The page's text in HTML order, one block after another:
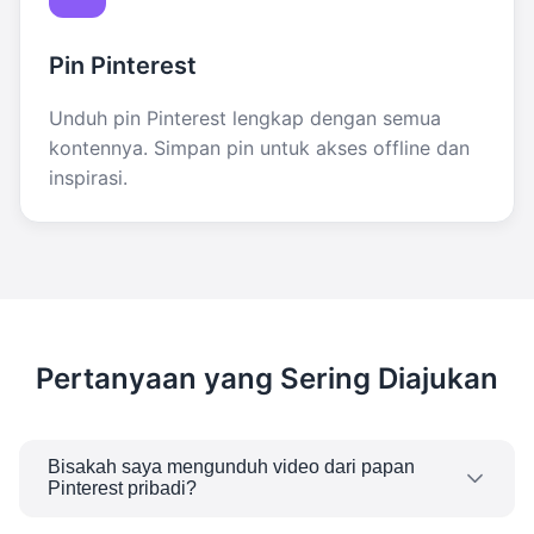
Pin Pinterest
Unduh pin Pinterest lengkap dengan semua
kontennya. Simpan pin untuk akses offline dan
inspirasi.
Pertanyaan yang Sering Diajukan
Bisakah saya mengunduh video dari papan
Pinterest pribadi?